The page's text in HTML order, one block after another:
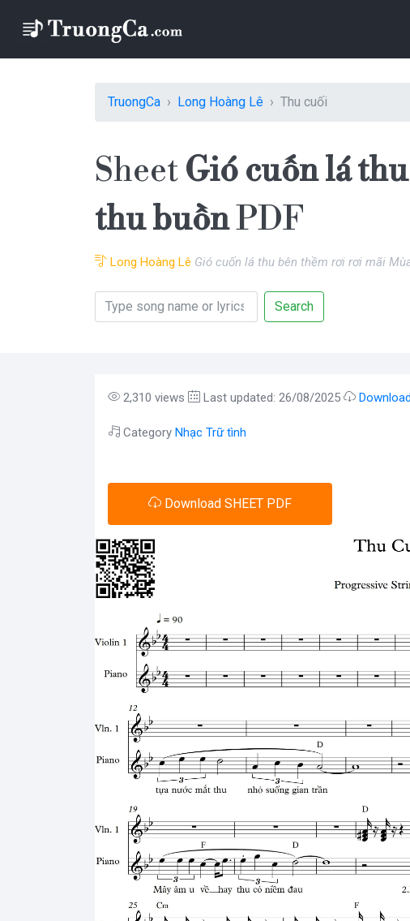
TruongCa Long Hoàng Lê Thu cuối
Sheet Gió cuốn lá
thu buồnPDF
Long Hoàng Lê Gió cuốn lá thu bên thềm rơi rơi mãi
Search
2,310 views Last updated: 26/08/2025
Category Nhạc Trữ tình
Download SHEET PDF